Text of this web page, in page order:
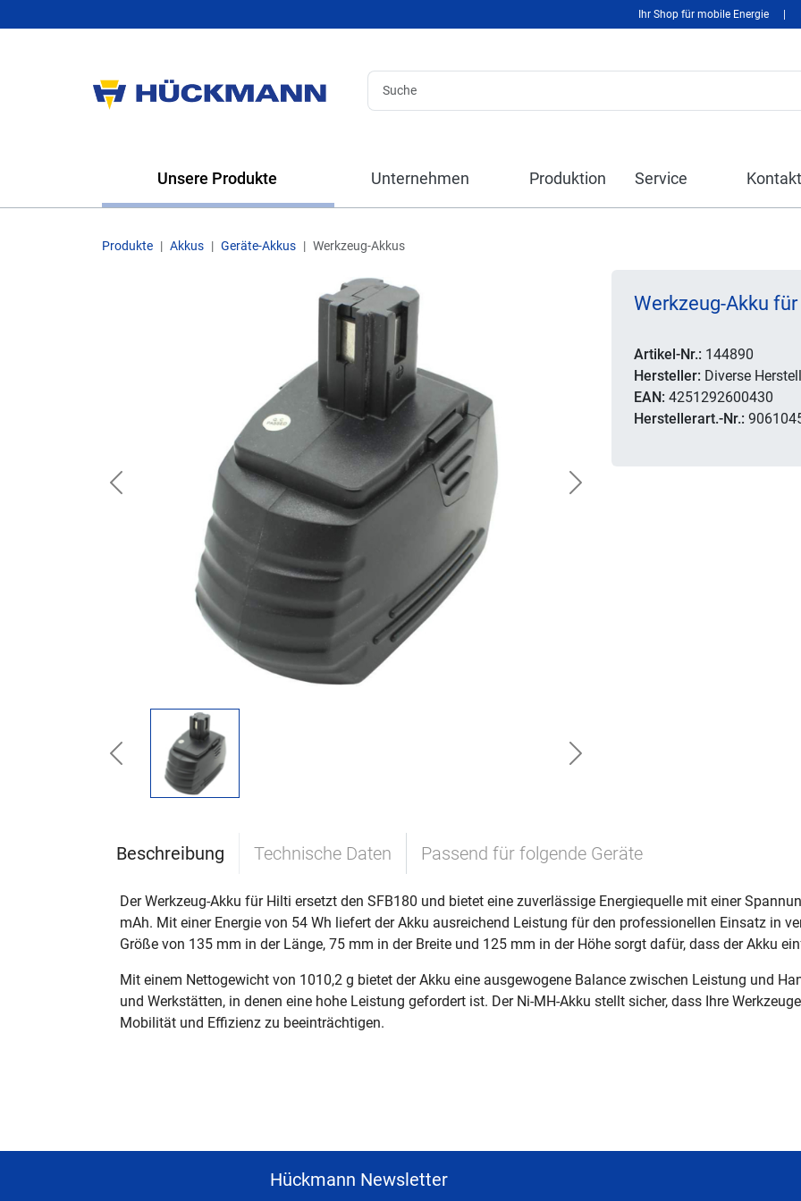
Ihr Shop für mobile Energie
Unsere Produkte Unternehmen Produktion Service Kontakt
Produkte Akkus Geräte-Akkus Werkzeug-Akkus
Previous Next
Previous Next
Werkzeug-Akku
Artikel-Nr.: 144890
Hersteller: Diverse
EAN: 4251292600430
Herstellerart.-Nr.:
Beschreibung Technische Daten Passend für folgende Geräte
Der Werkzeug-Akku für Hilti ersetzt den SFB180 und bietet eine zuverlässige Energiequelle mit einer
mAh. Mit einer Energie von 54 Wh liefert der Akku ausreichend Leistung für den professionellen Einsatz in
Größe von 135 mm in der Länge, 75 mm in der Breite und 125 mm in der Höhe sorgt dafür, dass der Akku
Mit einem Nettogewicht von 1010,2 g bietet der Akku eine ausgewogene Balance zwischen Leistung und
und Werkstätten, in denen eine hohe Leistung gefordert ist. Der Ni-MH-Akku stellt sicher, dass Ihre
Mobilität und Effizienz zu beeinträchtigen.
Hückmann Newsletter